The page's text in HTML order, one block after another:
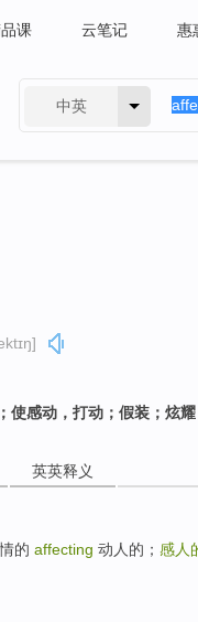
课 云笔记 惠
中英
使感动，打动；假装；炫
英英释义
的 affecting 动人的； 感人